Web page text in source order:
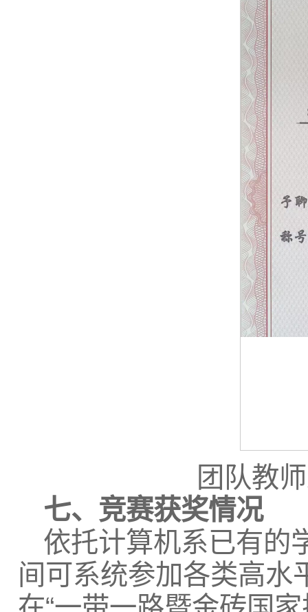
团队教
七、竞赛获奖情况
依托计算机系已有的
间可系统参加各类高水